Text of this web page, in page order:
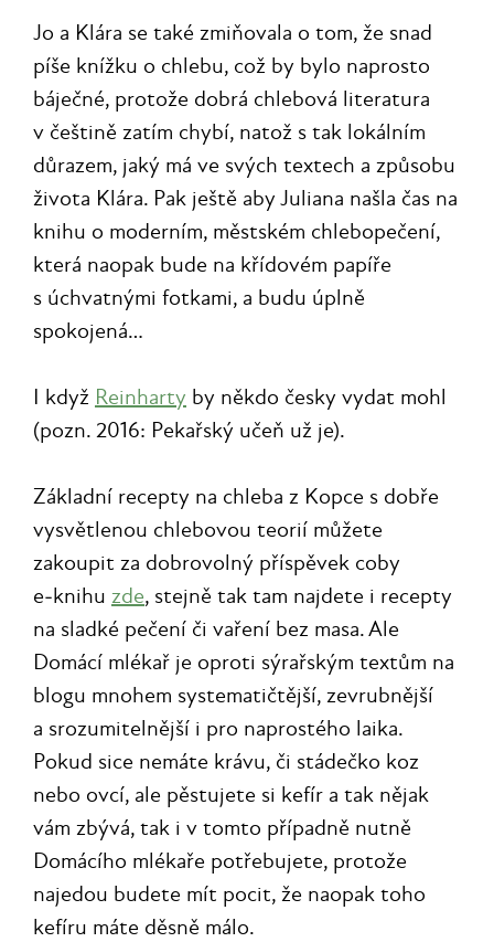
Jo a Klára se také zmiňovala o tom, že snad
píše knížku o chlebu, což by bylo naprosto
báječné, protože dobrá chlebová literatura
v češtině zatím chybí, natož s tak lokálním
důrazem, jaký má ve svých textech a způsobu
života Klára. Pak ještě aby Juliana našla čas na
knihu o moderním, městském chlebopečení,
která naopak bude na křídovém papíře
s úchvatnými fotkami, a budu úplně
spokojená…
I když Reinharty by někdo česky vydat mohl
(pozn. 2016: Pekařský učeň už je).
Základní recepty na chleba z Kopce s dobře
vysvětlenou chlebovou teorií můžete
zakoupit za dobrovolný příspěvek coby
e‑knihu zde, stejně tak tam najdete i recepty
na sladké pečení či vaření bez masa. Ale
Domácí mlékař je oproti sýrařským textům na
blogu mnohem systematičtější, zevrubnější
a srozumitelnější i pro naprostého laika.
Pokud sice nemáte krávu, či stádečko koz
nebo ovcí, ale pěstujete si kefír a tak nějak
vám zbývá, tak i v tomto případně nutně
Domácího mlékaře potřebujete, protože
najedou budete mít pocit, že naopak toho
kefíru máte děsně málo.